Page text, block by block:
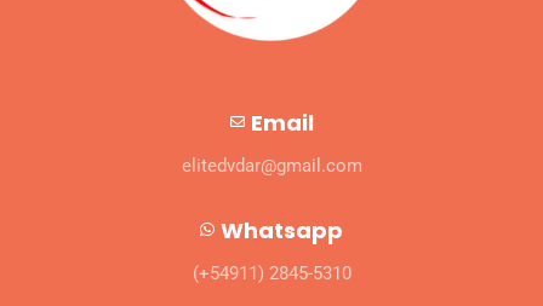
Email
elitedvdar@gmail.com
Whatsapp
(+54911) 2845-5310